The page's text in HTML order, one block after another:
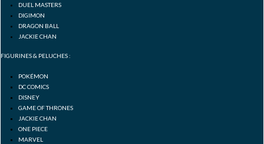
DUEL MASTERS
DIGIMON
DRAGON BALL
JACKIE CHAN
FIGURINES & PELUCHES :
POKÉMON
DC COMICS
DISNEY
GAME OF THRONES
JACKIE CHAN
ONE PIECE
MARVEL